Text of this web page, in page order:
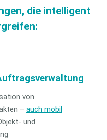
die intelligent
von
– auch mobil
und